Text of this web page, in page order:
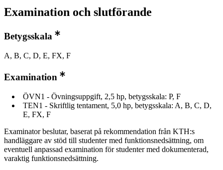
Examination och slutförande
Betygsskala
A, B, C, D, E, FX, F
Examination
ÖVN1 - Övningsuppgift, 2,5 hp, betygsskala: P, F
TEN1 - Skriftlig tentament, 5,0 hp, betygsskala: A, B, C, D,
E, FX, F
Examinator beslutar, baserat på rekommendation från KTH:s
handläggare av stöd till studenter med funktionsnedsättning, om
eventuell anpassad examination för studenter med dokumenterad,
varaktig funktionsnedsättning.